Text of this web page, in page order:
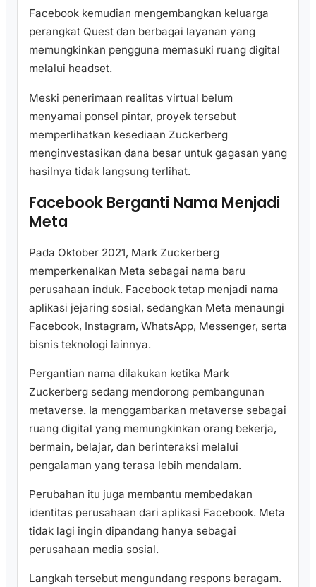
Facebook kemudian mengembangkan keluarga
perangkat Quest dan berbagai layanan yang
memungkinkan pengguna memasuki ruang digital
melalui headset.
Meski penerimaan realitas virtual belum
menyamai ponsel pintar, proyek tersebut
memperlihatkan kesediaan Zuckerberg
menginvestasikan dana besar untuk gagasan yang
hasilnya tidak langsung terlihat.
Facebook Berganti Nama Menjadi
Meta
Pada Oktober 2021, Mark Zuckerberg
memperkenalkan Meta sebagai nama baru
perusahaan induk. Facebook tetap menjadi nama
aplikasi jejaring sosial, sedangkan Meta menaungi
Facebook, Instagram, WhatsApp, Messenger, serta
bisnis teknologi lainnya.
Pergantian nama dilakukan ketika Mark
Zuckerberg sedang mendorong pembangunan
metaverse. Ia menggambarkan metaverse sebagai
ruang digital yang memungkinkan orang bekerja,
bermain, belajar, dan berinteraksi melalui
pengalaman yang terasa lebih mendalam.
Perubahan itu juga membantu membedakan
identitas perusahaan dari aplikasi Facebook. Meta
tidak lagi ingin dipandang hanya sebagai
perusahaan media sosial.
Langkah tersebut mengundang respons beragam.